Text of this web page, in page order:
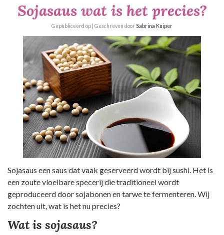
Sojasaus wat is het precies?
Gepubliceerd op | Geschreven door Sabrina Kuiper
Sojasaus een saus dat vaak geserveerd wordt bij sushi. Het is
een zoute vloeibare specerij die traditioneel wordt
geproduceerd door sojabonen en tarwe te fermenteren. Wij
zochten uit, wat is het nu precies?
Wat is sojasaus?